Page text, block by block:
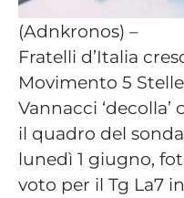
(Adnkronos) –
Fratelli d’Italia
Movimento 5
Vannacci ‘decolla’
il quadro del
lunedì 1 giugno,
voto per il Tg La7